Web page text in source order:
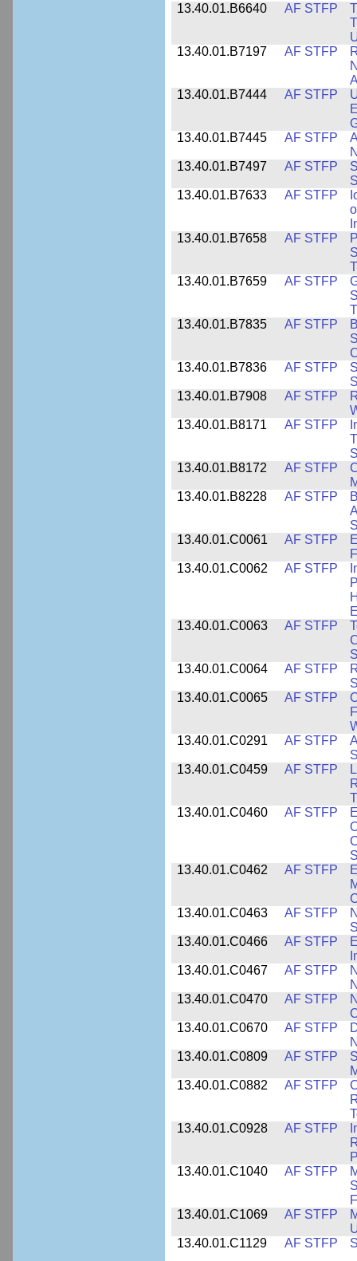
13.40.01.B6640 AF STFP
13.40.01.B7197
AF STFP
13.40.01.B7444
AF STFP
13.40.01.B7445
AF STFP
13.40.01.B7497
AF STFP
13.40.01.B7633
AF STFP
13.40.01.B7658
AF STFP
13.40.01.B7659
AF STFP
13.40.01.B7835
AF STFP
13.40.01.B7836
AF STFP
13.40.01.B7908
AF STFP
13.40.01.B8171
AF STFP
13.40.01.B8172
AF STFP
13.40.01.B8228
AF STFP
13.40.01.C0061
AF STFP
13.40.01.C0062
AF STFP
13.40.01.C0063
AF STFP
13.40.01.C0064
AF STFP
13.40.01.C0065
AF STFP
13.40.01.C0291
AF STFP
13.40.01.C0459
AF STFP
13.40.01.C0460
AF STFP
13.40.01.C0462
AF STFP
13.40.01.C0463
AF STFP
13.40.01.C0466
AF STFP
13.40.01.C0467
AF STFP
13.40.01.C0470
AF STFP
13.40.01.C0670
AF STFP
13.40.01.C0809
AF STFP
13.40.01.C0882
AF STFP
13.40.01.C0928
AF STFP
13.40.01.C1040
AF STFP
13.40.01.C1069
AF STFP
13.40.01.C1129
AF STFP